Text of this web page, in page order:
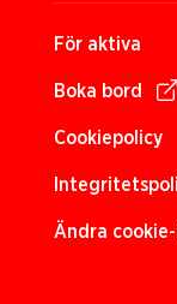
För aktiva
Boka bord
Cookiepolicy
Ändra